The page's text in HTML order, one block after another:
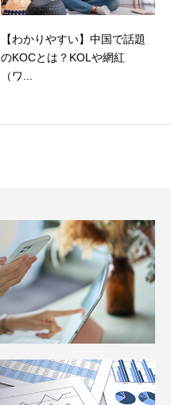
【わかりやすい】中国で話題
のKOCとは？KOLや網紅
（ワ...